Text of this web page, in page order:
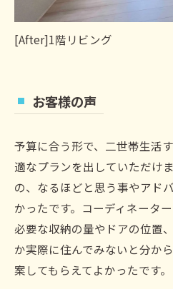
[After]1階リビング
お客様の声
予算に合う形で、二世帯生活
適なプランを出していただけ
の、なるほどと思う事やアド
かったです。コーディネータ
必要な収納の量やドアの位置
か実際に住んでみないと分か
案してもらえてよかったです。